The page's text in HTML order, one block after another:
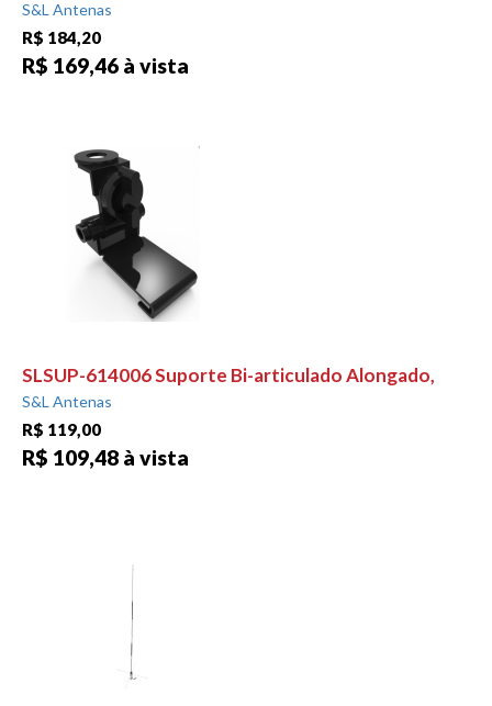
S&L Antenas
R$ 184,20
R$ 169,46 à vista
SLSUP-614006 Suporte Bi-articulado Alongado,
S&L Antenas
R$ 119,00
R$ 109,48 à vista